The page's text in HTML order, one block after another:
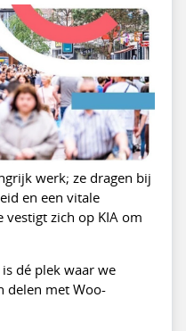
werk; ze dragen bij
en een vitale
vestigt zich op KIA om
dé plek waar we
delen met Woo-